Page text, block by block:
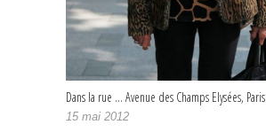
Dans la rue … Avenue des Champs Elysées, Paris
15 mai 2012